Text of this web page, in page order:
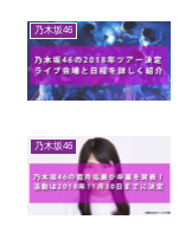
乃木坂46
乃木坂46